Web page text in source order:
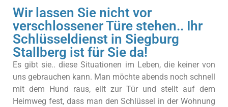
Wir lassen Sie nicht vor
verschlossener Türe stehen.. Ihr
Schlüsseldienst in Siegburg
Stallberg ist für Sie da!
Es gibt sie.. diese Situationen im Leben, die keiner von
uns gebrauchen kann. Man möchte abends noch schnell
mit dem Hund raus, eilt zur Tür und stellt auf dem
Heimweg fest, dass man den Schlüssel in der Wohnung